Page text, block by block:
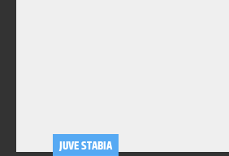
JUVE STABIA